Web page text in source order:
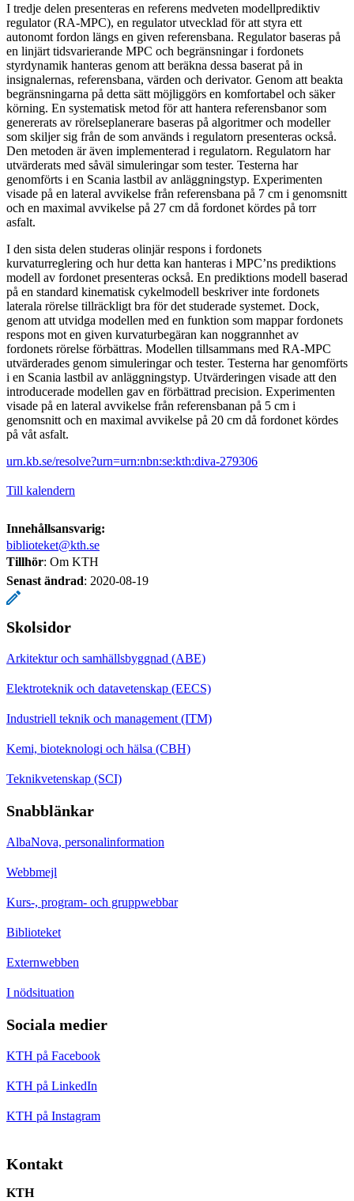
I tredje delen presenteras en referens medveten modellprediktiv
regulator (RA-MPC), en regulator utvecklad för att styra ett
autonomt fordon längs en given referensbana. Regulator baseras på
en linjärt tidsvarierande MPC och begränsningar i fordonets
styrdynamik hanteras genom att beräkna dessa baserat på in
insignalernas, referensbana, värden och derivator. Genom att beakta
begränsningarna på detta sätt möjliggörs en komfortabel och säker
körning. En systematisk metod för att hantera referensbanor som
genererats av rörelseplanerare baseras på algoritmer och modeller
som skiljer sig från de som används i regulatorn presenteras också.
Den metoden är även implementerad i regulatorn. Regulatorn har
utvärderats med såväl simuleringar som tester. Testerna har
genomförts i en Scania lastbil av anläggningstyp. Experimenten
visade på en lateral avvikelse från referensbana på 7 cm i genomsnitt
och en maximal avvikelse på 27 cm då fordonet kördes på torr
asfalt.
I den sista delen studeras olinjär respons i fordonets
kurvaturreglering och hur detta kan hanteras i MPC’ns prediktions
modell av fordonet presenteras också. En prediktions modell baserad
på en standard kinematisk cykelmodell beskriver inte fordonets
laterala rörelse tillräckligt bra för det studerade systemet. Dock,
genom att utvidga modellen med en funktion som mappar fordonets
respons mot en given kurvaturbegäran kan noggrannhet av
fordonets rörelse förbättras. Modellen tillsammans med RA-MPC
utvärderades genom simuleringar och tester. Testerna har genomförts
i en Scania lastbil av anläggningstyp. Utvärderingen visade att den
introducerade modellen gav en förbättrad precision. Experimenten
visade på en lateral avvikelse från referensbanan på 5 cm i
genomsnitt och en maximal avvikelse på 20 cm då fordonet kördes
på våt asfalt.
urn.kb.se/resolve?urn=urn:nbn:se:kth:diva-279306
Till kalendern
Innehållsansvarig:
biblioteket@kth.se
Tillhör: Om KTH
Senast ändrad: 2020-08-19
Skolsidor
Arkitektur och samhällsbyggnad (ABE)
Elektroteknik och datavetenskap (EECS)
Industriell teknik och management (ITM)
Kemi, bioteknologi och hälsa (CBH)
Teknikvetenskap (SCI)
Snabblänkar
AlbaNova, personalinformation
Webbmejl
Kurs-, program- och gruppwebbar
Biblioteket
Externwebben
I nödsituation
Sociala medier
KTH på Facebook
KTH på LinkedIn
KTH på Instagram
Kontakt
KTH